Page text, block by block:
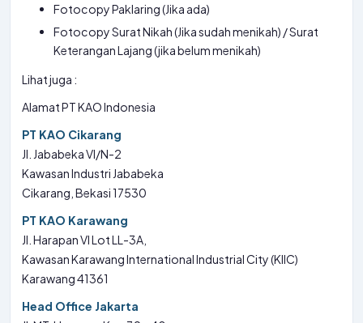
Fotocopy Paklaring (Jika ada)
Fotocopy Surat Nikah (Jika sudah menikah) / Surat
Keterangan Lajang (jika belum menikah)
Lihat juga :
Alamat PT KAO Indonesia
PT KAO Cikarang
Jl. Jababeka VI/N-2
Kawasan Industri Jababeka
Cikarang, Bekasi 17530
PT KAO Karawang
Jl. Harapan VI Lot LL-3A,
Kawasan Karawang International Industrial City (KIIC)
Karawang 41361
Head Office Jakarta